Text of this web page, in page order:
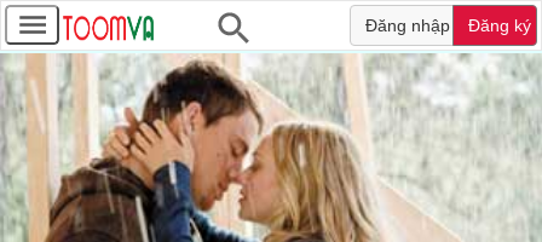
Đăng nhập Đăng ký